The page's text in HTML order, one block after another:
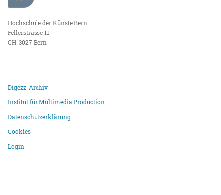
Hochschule der Künste Bern
Fellerstrasse 11
CH-3027 Bern
Digezz-Archiv
Institut für Multimedia Production
Datenschutzerklärung
Cookies
Login